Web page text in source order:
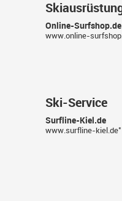
Online-Surfshop.de
www.online-
Ski-Service
Surfline-Kiel.de
www.surfline-kiel.de*